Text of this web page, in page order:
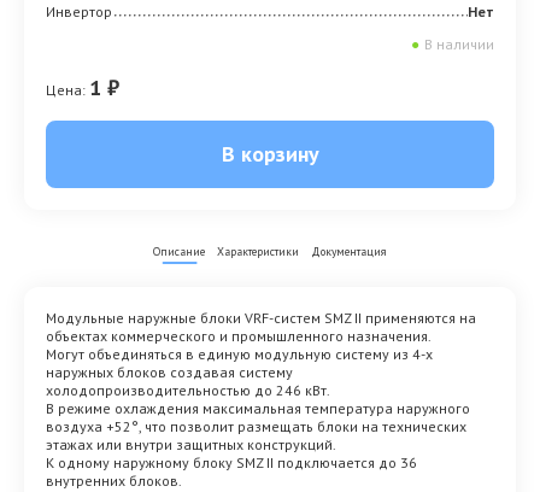
Инвертор
Нет
● В наличии
Цена: 1 ₽
В корзину
Описание Характеристики Документация
Модульные наружные блоки VRF-систем SMZ II применяются на
объектах коммерческого и промышленного назначения.
Могут объединяться в единую модульную систему из 4-х
наружных блоков создавая систему
холодопроизводительностью до 246 кВт.
В режиме охлаждения максимальная температура наружного
воздуха +52°, что позволит размещать блоки на технических
этажах или внутри защитных конструкций.
К одному наружному блоку SMZ II подключается до 36
внутренних блоков.